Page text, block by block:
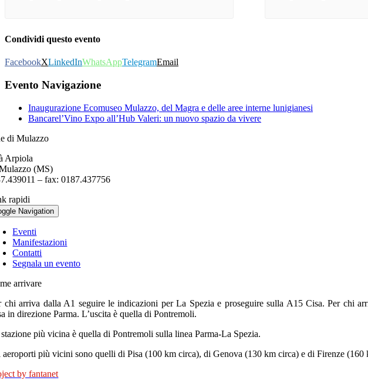
Condividi questo evento
FacebookXLinkedInWhatsAppTelegramEmail
Evento Navigazione
Inaugurazione Ecomuseo Mulazzo, del Magra e delle aree interne lunigianesi
Bancarel’Vino Expo all’Hub Valeri: un nuovo spazio da vivere
di Mulazzo
Arpiola
(MS)
– fax: 0187.437756
rapidi
Navigation
Eventi
Manifestazioni
Contatti
Segnala un evento
arrivare
chi arriva dalla A1 seguire le indicazioni per La Spezia e proseguire sulla A15 Cisa. Per chi
in direzione Parma. L’uscita è quella di Pontremoli.
più vicina è quella di Pontremoli sulla linea Parma-La Spezia.
aeroporti più vicini sono quelli di Pisa (100 km circa), di Genova (130 km circa) e di Firenze (160
by fantanet